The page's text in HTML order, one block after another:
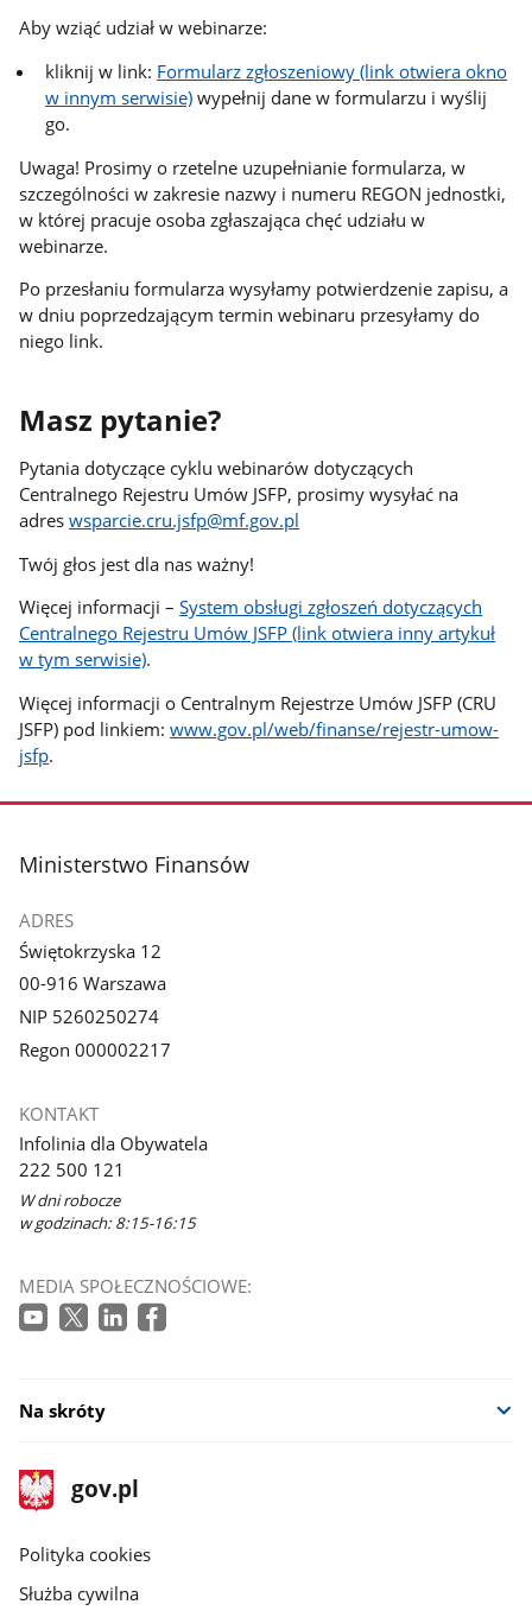
Aby wziąć udział w webinarze:
kliknij w link: Formularz zgłoszeniowy (link otwiera okno
w innym serwisie) wypełnij dane w formularzu i wyślij
go.
Uwaga! Prosimy o rzetelne uzupełnianie formularza, w
szczególności w zakresie nazwy i numeru REGON jednostki,
w której pracuje osoba zgłaszająca chęć udziału w
webinarze.
Po przesłaniu formularza wysyłamy potwierdzenie zapisu, a
w dniu poprzedzającym termin webinaru przesyłamy do
niego link.
Masz pytanie?
Pytania dotyczące cyklu webinarów dotyczących
Centralnego Rejestru Umów JSFP, prosimy wysyłać na
adreswsparcie.cru.jsfp@mf.gov.pl
Twój głos jest dla nas ważny!
Więcej informacji –System obsługi zgłoszeń dotyczących
Centralnego Rejestru Umów JSFP (link otwiera inny artykuł
w tym serwisie).
Więcej informacji o Centralnym Rejestrze Umów JSFP (CRU
JSFP) pod linkiem:www.gov.pl/web/finanse/rejestr-umow-
jsfp.
stopka
Ministerstwo Finansów
ADRES
Świętokrzyska 12
00-916 Warszawa
NIP 5260250274
Regon 000002217
KONTAKT
Infolinia dla Obywatela
222 500 121
W dni robocze
w godzinach: 8:15-16:15
MEDIA SPOŁECZNOŚCIOWE:
Na skróty
stopka
gov.pl
Strona
gov.pl
gov.pl
Polityka cookies
Służba cywilna